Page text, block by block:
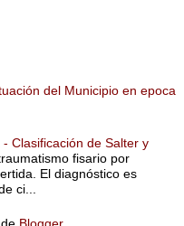
del Municipio en epoca
Clasificación de Salter y
fisario por
El diagnóstico es
ci...
Blogger.